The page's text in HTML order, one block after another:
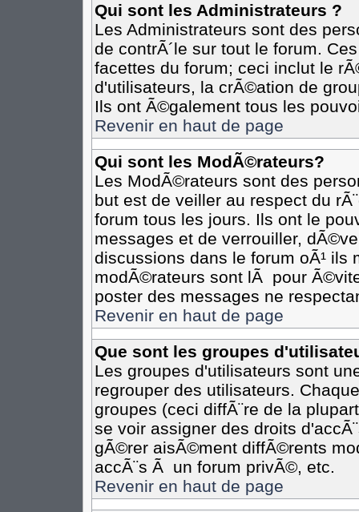
Qui sont les Administrateurs ?
Les Administrateurs sont des
de contrÃ´le sur tout le forum.
facettes du forum; ceci inclut le
d'utilisateurs, la crÃ©ation de
Ils ont Ã©galement tous les
Revenir en haut de page
Qui sont les ModÃ©rateurs?
Les ModÃ©rateurs sont des
but est de veiller au respect du
forum tous les jours. Ils ont le
messages et de verrouiller,
discussions dans le forum oÃ¹ ils
modÃ©rateurs sont lÃ pour
poster des messages ne
Revenir en haut de page
Que sont les groupes
Les groupes d'utilisateurs sont
regrouper des utilisateurs.
groupes (ceci diffÃ¨re de la
se voir assigner des droits
gÃ©rer aisÃ©ment diffÃ©rents
accÃ¨s Ã un forum privÃ©, etc.
Revenir en haut de page